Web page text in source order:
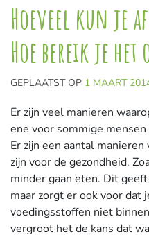
Hoeveel kun je
Hoe bereik je
GEPLAATST OP 1 MAART
Er zijn veel manieren
ene voor sommige
Er zijn een aantal
zijn voor de gezondheid.
minder gaan eten. Dit
maar zorgt er ook voor dat
voedingsstoffen niet
vergroot het de kans dat